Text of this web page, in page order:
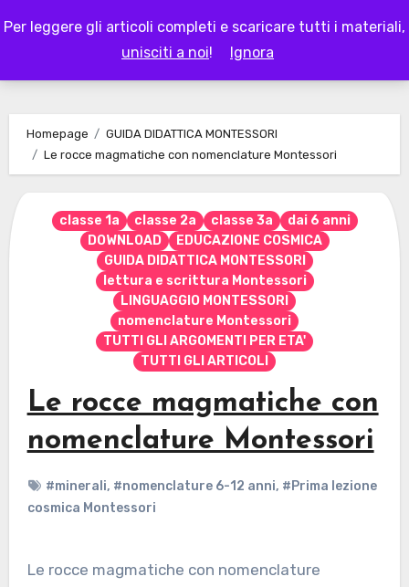
Per leggere gli articoli completi e scaricare tutti i materiali,
unisciti a noi! Ignora
to
LAPAPPADOLCE
Homepage
GUIDA DIDATTICA MONTESSORI
Le rocce magmatiche con nomenclature Montessori
classe 1a classe 2a classe 3a
dai 6 anni
DOWNLOAD
EDUCAZIONE COSMICA
GUIDA DIDATTICA MONTESSORI
lettura e scrittura Montessori
LINGUAGGIO MONTESSORI
nomenclature Montessori
TUTTI GLI ARGOMENTI PER ETA'
TUTTI GLI ARTICOLI
Le rocce magmatiche con
nomenclature Montessori
#minerali, #nomenclature 6-12 anni, #Prima lezione
cosmica Montessori
Le rocce magmatiche con nomenclature